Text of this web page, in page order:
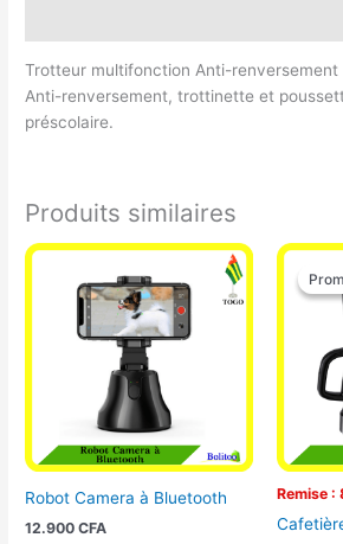
Trotteur multifonction Anti-
Anti-renversement, trottinette et
préscolaire.
Produits similaires
Robot Camera à Bluetooth
12.900CFA
Remise :